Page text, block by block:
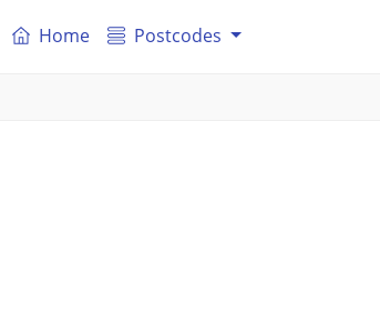
Home Postcodes